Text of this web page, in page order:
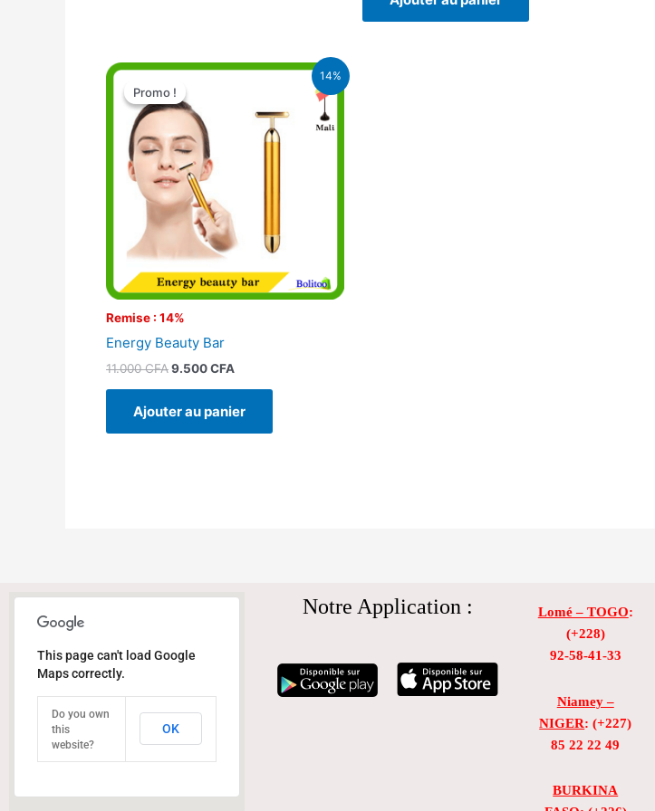
14%
Promo !
Remise : 14%
Promo !
Energy Beauty Bar
11.000CFA
Le
initial
était :
11.000 CFA.
9.500CFA
Le
est :
9.500 CFA.
Ajouter au panier
This page can't load Google
Maps correctly.
Do you own
this
website?
OK
Notre Application : Lomé – TOGO:
(+228)
92-58-41-33
Niamey –
NIGER: (+227)
85 22 22 49
BURKINA